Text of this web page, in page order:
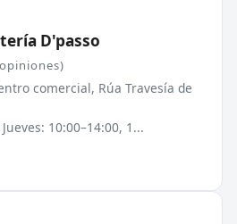
D'passo
comercial, Rúa Travesía de
10:00–14:00, 1...